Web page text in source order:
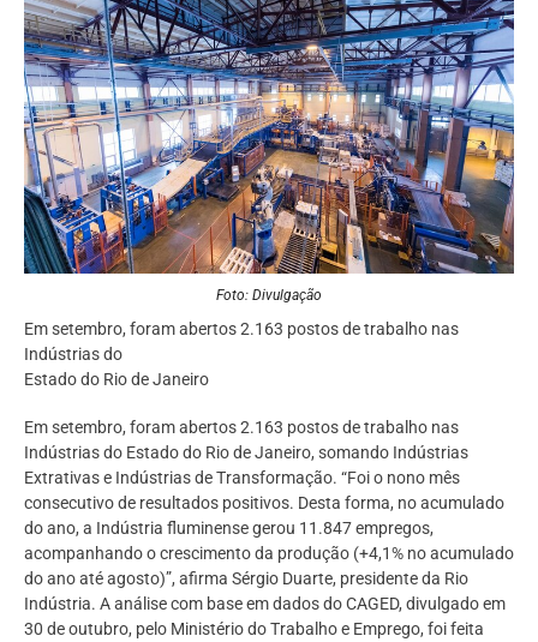
Foto: Divulgação
Em setembro, foram abertos 2.163 postos de trabalho nas
Indústrias do
Estado do Rio de Janeiro
Em setembro, foram abertos 2.163 postos de trabalho nas
Indústrias do Estado do Rio de Janeiro, somando Indústrias
Extrativas e Indústrias de Transformação. “Foi o nono mês
consecutivo de resultados positivos. Desta forma, no acumulado
do ano, a Indústria fluminense gerou 11.847 empregos,
acompanhando o crescimento da produção (+4,1% no acumulado
do ano até agosto)”, afirma Sérgio Duarte, presidente da Rio
Indústria. A análise com base em dados do CAGED, divulgado em
30 de outubro, pelo Ministério do Trabalho e Emprego, foi feita